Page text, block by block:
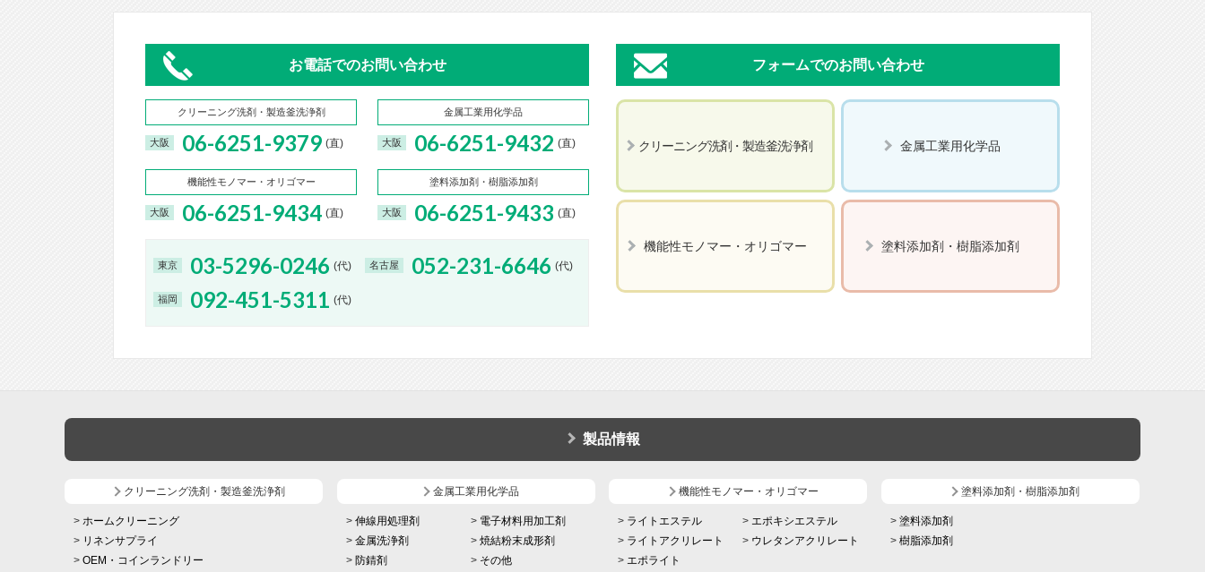
お電話でのお問い合わせ
クリーニング洗剤・製造釜洗浄剤
大阪 06-6251-9379 (直)
金属工業用化学品
大阪 06-6251-9432 (直)
機能性モノマー・オリゴマー
大阪 06-6251-9434 (直)
塗料添加剤・樹脂添加剤
大阪 06-6251-9433 (直)
東京 03-5296-0246 (代) 名古屋 052-231-6646 (代)
福岡 092-451-5311 (代)
フォームでのお問い合わせ
クリーニング洗剤・製造釜洗浄剤 金属工業用化学品
機能性モノマー・オリゴマー 塗料添加剤・樹脂添加剤
製品情報
クリーニング洗剤・製造釜洗浄剤
ホームクリーニング
リネンサプライ
OEM・コインランドリー
金属工業用化学品
伸線用処理剤
電子材料用加工剤
金属洗浄剤
焼結粉末成形剤
防錆剤
その他
機能性モノマー・オリゴマー
ライトエステル
エポキシエステル
ライトアクリレート
ウレタンアクリレート
エポライト
塗料添加剤・樹脂添加剤
塗料添加剤
樹脂添加剤